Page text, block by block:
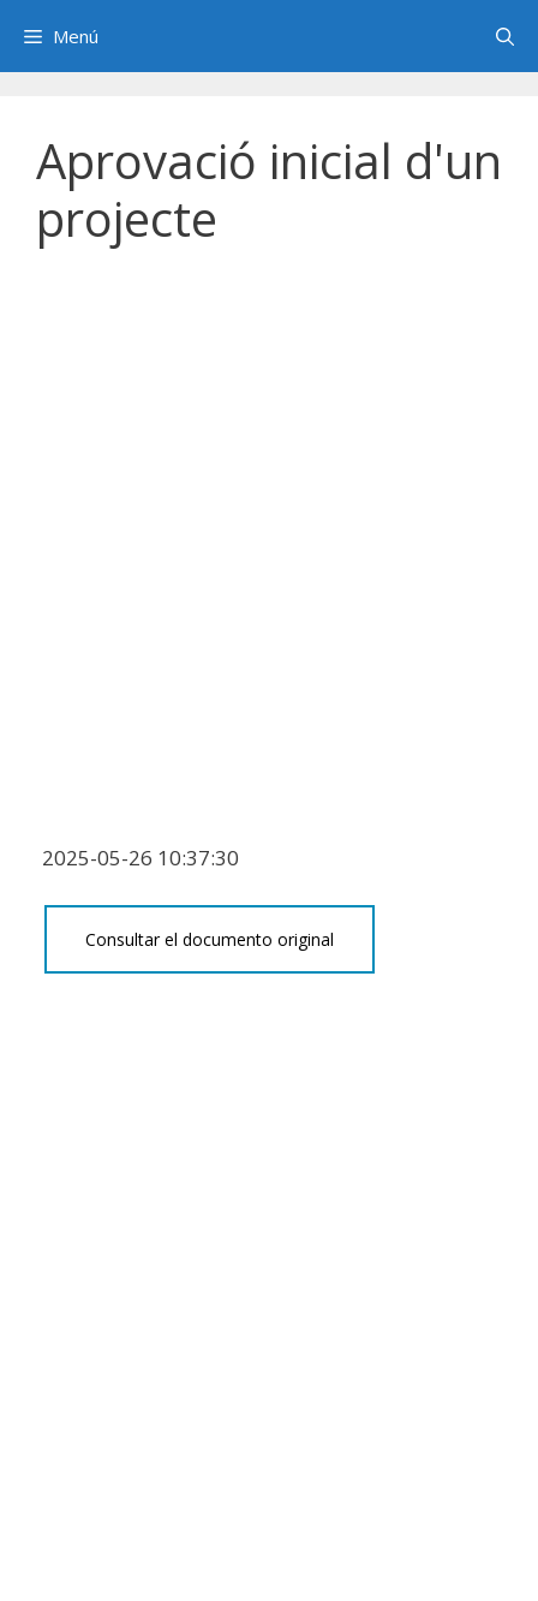
contenido
Menú
Aprovació inicial d'un
projecte
2025-05-26 10:37:30
Consultar el documento original